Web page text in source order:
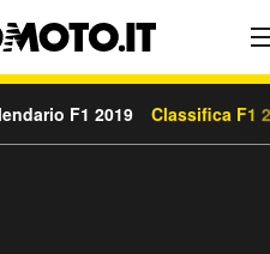
F1 2019 Classifica F1